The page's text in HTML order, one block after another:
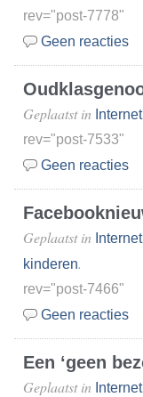
rev="post-7778"
Geen reacties
Geplaatst in
rev="post-7533"
Geen reacties
Geplaatst in
kinderen.
rev="post-7466"
Geen reacties
Een ‘geen
Geplaatst in